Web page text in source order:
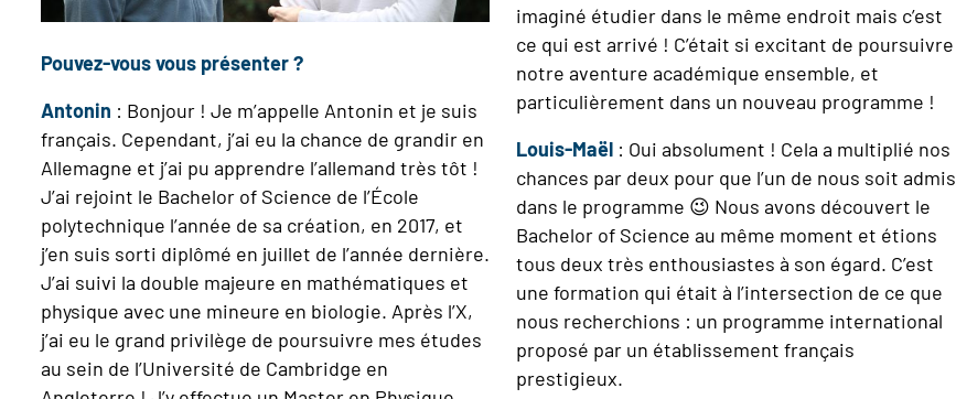
Pouvez-vous vous présenter ?
Antonin : Bonjour ! Je m’appelle Antonin et je suis
français. Cependant, j’ai eu la chance de grandir en
Allemagne et j’ai pu apprendre l’allemand très tôt !
J’ai rejoint le Bachelor of Science de l’École
polytechnique l’année de sa création, en 2017, et
j’en suis sorti diplômé en juillet de l’année dernière.
J’ai suivi la double majeure en mathématiques et
physique avec une mineure en biologie. Après l’X,
j’ai eu le grand privilège de poursuivre mes études
au sein de l’Université de Cambridge en
imaginé étudier dans le même endroit mais c’est
ce qui est arrivé ! C’était si excitant de poursuivre
notre aventure académique ensemble, et
particulièrement dans un nouveau programme !
Louis-Maël : Oui absolument ! Cela a multiplié nos
chances par deux pour que l’un de nous soit admis
dans le programme 😉 Nous avons découvert le
Bachelor of Science au même moment et étions
tous deux très enthousiastes à son égard. C’est
une formation qui était à l’intersection de ce que
nous recherchions : un programme international
proposé par un établissement français
prestigieux.